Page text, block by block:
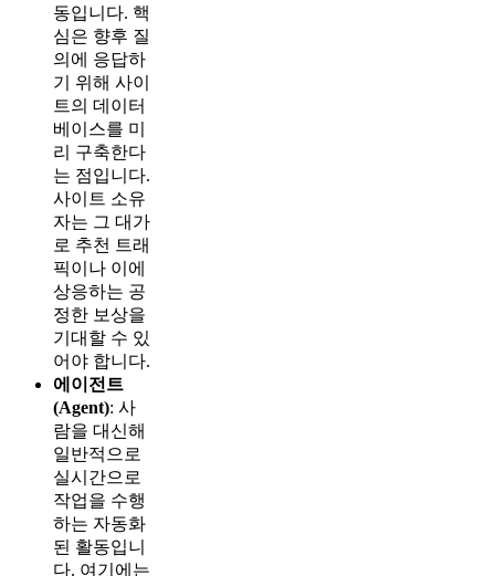
동입니다. 핵
심은 향후 질
의에 응답하
기 위해 사이
트의 데이터
베이스를 미
리 구축한다
는 점입니다.
사이트 소유
자는 그 대가
로 추천 트래
픽이나 이에
상응하는 공
정한 보상을
기대할 수 있
어야 합니다.
에이전트
(Agent): 사
람을 대신해
일반적으로
실시간으로
작업을 수행
하는 자동화
된 활동입니
다. 여기에는